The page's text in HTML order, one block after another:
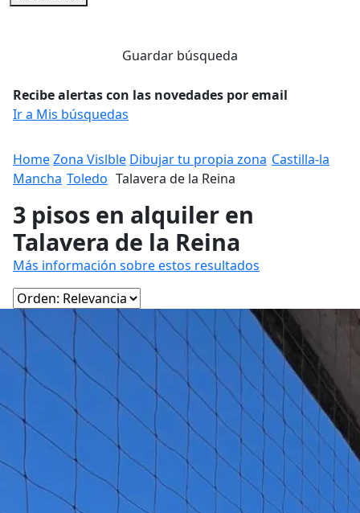
Guardar búsqueda
Recibe alertas con las novedades por email
Ir a Mis búsquedas
HomeZona Vislble Dibujar tu propia zona Castilla-la
Mancha Toledo Talavera de la Reina
3 pisos en alquiler en
Talavera de la Reina
Más información sobre estos resultados